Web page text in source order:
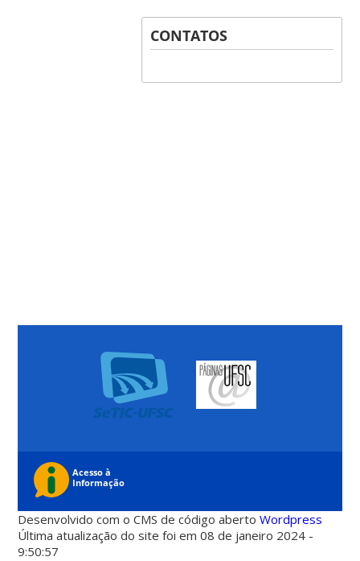
CONTATOS
Desenvolvido com o CMS de código abertoWordpress
Última atualização do site foi em 08 de janeiro 2024 -
9:50:57